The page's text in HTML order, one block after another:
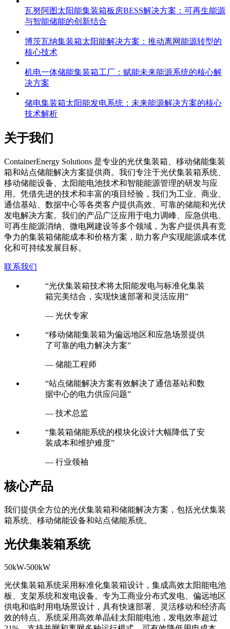
瓦努阿图太阳能集装箱板房BESS解决方案：可再生能源
与智能储能的创新结合
博茨瓦纳集装箱太阳能解决方案：推动离网能源转型的
核心技术
机电一体储能集装箱工厂：赋能未来能源系统的核心解
决方案
储电集装箱太阳能发电系统：未来能源解决方案的核心
技术解析
关于我们
ContainerEnergy Solutions 是专业的光伏集装箱、移动储能集装
箱和站点储能解决方案提供商。我们专注于光伏集装箱系统、
移动储能设备、太阳能电池技术和智能能源管理的研发与应
用。凭借先进的技术和丰富的项目经验，我们为工业、商业、
通信基站、数据中心等各类客户提供高效、可靠的储能和光伏
发电解决方案。我们的产品广泛应用于电力调峰、应急供电、
可再生能源消纳、微电网建设等多个领域，为客户提供具有竞
争力的集装箱储能成本和价格方案，助力客户实现能源成本优
化和可持续发展目标。
联系我们
“光伏集装箱技术将太阳能发电与标准化集装
箱完美结合，实现快速部署和灵活应用”
— 光伏专家
“移动储能集装箱为偏远地区和应急场景提供
了可靠的电力解决方案”
— 储能工程师
“站点储能解决方案有效解决了通信基站和数
据中心的电力供应问题”
— 技术总监
“集装箱储能系统的模块化设计大幅降低了安
装成本和维护难度”
— 行业领袖
核心产品
我们提供全方位的光伏集装箱和储能解决方案，包括光伏集装
箱系统、移动储能设备和站点储能系统。
光伏集装箱系统
50kW-500kW
光伏集装箱系统采用标准化集装箱设计，集成高效太阳能电池
板、支架系统和发电设备。专为工商业分布式发电、偏远地区
供电和临时用电场景设计，具有快速部署、灵活移动和经济高
效的特点。系统采用高效单晶硅太阳能电池，发电效率超过